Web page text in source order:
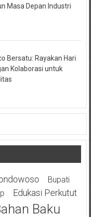
Masa Depan Industri
Bersatu: Rayakan Hari
Kolaborasi untuk
Bupati
Edukasi Perkutut
Baku